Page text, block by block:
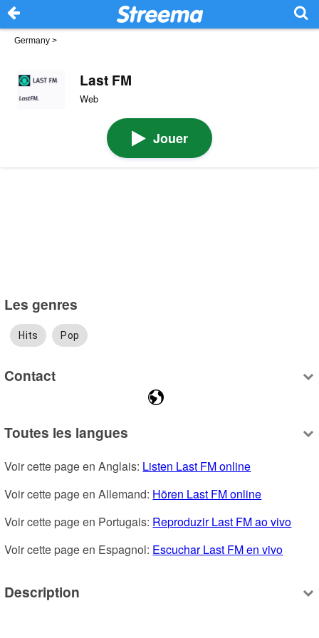
Germany >
Last FM
Web
Jouer
Les genres
Hits Pop
Contact
Toutes les langues
Voir cette page en Anglais: Listen Last FM online
Voir cette page en Allemand: Hören Last FM online
Voir cette page en Portugais: Reproduzir Last FM ao vivo
Voir cette page en Espagnol: Escuchar Last FM en vivo
Description